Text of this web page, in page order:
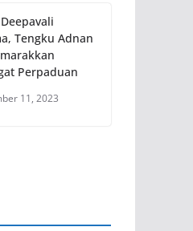
Tengku Adnan
Perpaduan
11, 2023